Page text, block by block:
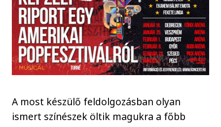
A most készülő feldolgozásban olyan
ismert színészek öltik magukra a főbb